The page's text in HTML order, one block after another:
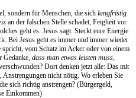
sondern für Menschen, die sich langfristig
an der falschen Stelle schadet, Feigheit vor
geht es. Jesus sagt: Steckt eure Energie
Bei Jesus geht es immer und immer wieder
vom Schatz im Acker oder von einem
dass man etwas leisten muss
Dort denken jetzt alle: Das mit
nicht nötig. Wo erleben Sie
sich richtig anstrengen? (Bürgergeld,
Einkommen)